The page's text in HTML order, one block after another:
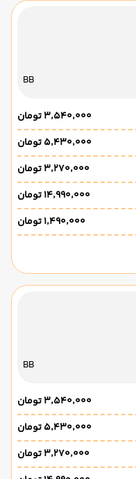
BB
۳٬۵۴۰٬۰۰۰ تومان
۵٬۴۳۰٬۰۰۰ تومان
۳٬۲۷۰٬۰۰۰ تومان
۱۴٬۹۹۰٬۰۰۰ تومان
۱٬۴۹۰٬۰۰۰ تومان
BB
۳٬۵۴۰٬۰۰۰ تومان
۵٬۴۳۰٬۰۰۰ تومان
۳٬۲۷۰٬۰۰۰ تومان